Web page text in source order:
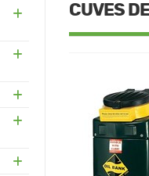
(60)
(55)
(91)
(171
(17
CUVES